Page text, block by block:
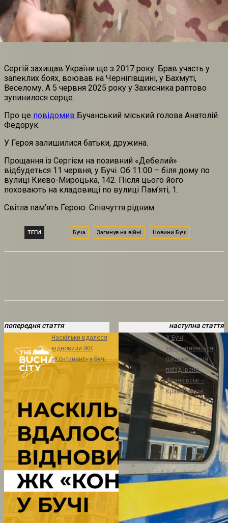
Сергій захищав України ще з 2017 року. Брав участь у
запеклих боях, воював на Чернігівщині, у Бахмуті,
Веселому. А 5 червня 2025 року у Захисника раптово
зупинилося серце.
Про це повідомив Бучанський міський голова Анатолій
Федорук.
У Героя залишилися батьки, дружина.
Прощання із Сергієм на позивний «Дебелий»
відбудеться 11 червня, у Бучі. Об 11:00 – біля дому по
вулиці Києво-Мироцька, 142. Після цього його
поховають на кладовищі по вулиці Памʼяті, 1.
Світла пам’ять Герою. Співчуття рідним.
ТЕГИ Буча Загинув на війні Новини Бучі
попередня стаття
Наскільки вдалося
відновили ЖК
«Континент» у Бучі
наступна стаття
У Бучі
зупинятиметься
пасажирський
поїзд Івано-
Франківськ –
Краматорськ